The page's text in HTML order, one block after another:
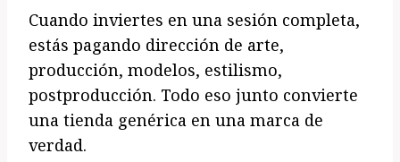
Cuando inviertes en una sesión completa,
estás pagando dirección de arte,
producción, modelos, estilismo,
postproducción. Todo eso junto convierte
una tienda genérica en una marca de
verdad.